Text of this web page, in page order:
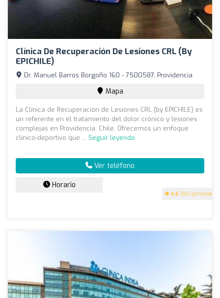
Clínica De Recuperación De Lesiones CRL (by
EPICHILE)
4.6 (80 opiniones)
Dr. Manuel Barros Borgoño 160 - 7500587, Providencia
Mapa
La Clínica de Recuperación de Lesiones CRL (by EPICHILE) es
un referente en el tratamiento del dolor crónico y lesiones
complejas en Providencia, Chile. Ofrecemos un enfoque
clínico-deportivo que ... Seguir leyendo
Ver teléfono
Horario